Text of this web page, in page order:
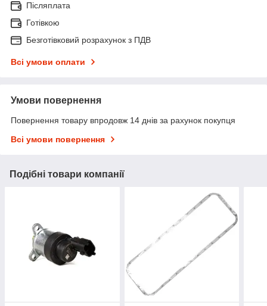
Післяплата
Готівкою
Безготівковий розрахунок з ПДВ
Всі умови оплати
Умови повернення
Повернення товару впродовж 14 днів за рахунок покупця
Всі умови повернення
Подібні товари компанії